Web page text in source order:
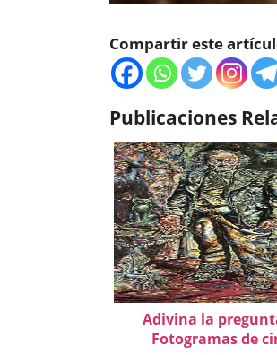
Compartir este
Publicaciones
Adivina la
Fotogramas de